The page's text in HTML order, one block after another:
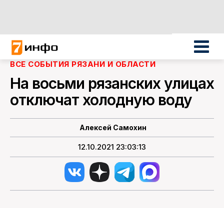
Новости России
Политика
Новости мира
О НАС
ПОИСК ПО САЙТУ
ВСЕ СОБЫТИЯ РЯЗАНИ И ОБЛАСТИ
На восьми рязанских улицах
отключат холодную воду
Алексей Самохин
12.10.2021 23:03:13